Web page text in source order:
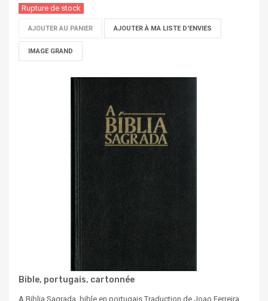
Rupture de stock
AJOUTER AU PANIER AJOUTER À MA LISTE D'ENVIES
IMAGE GRAND
Bible, portugais, cartonnée
A Biblia Sagrada, bible en portugais Traduction de Joao Ferreira